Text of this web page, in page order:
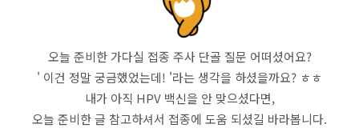
오늘 준비한 가다실 접종 주사 단골 질문 어떠셨어요?
' 이건 정말 궁금했었는데! '라는 생각을 하셨을까요? ㅎㅎ
내가 아직 HPV 백신을 안 맞으셨다면,
오늘 준비한 글 참고하셔서 접종에 도움 되셨길 바라봅니다.